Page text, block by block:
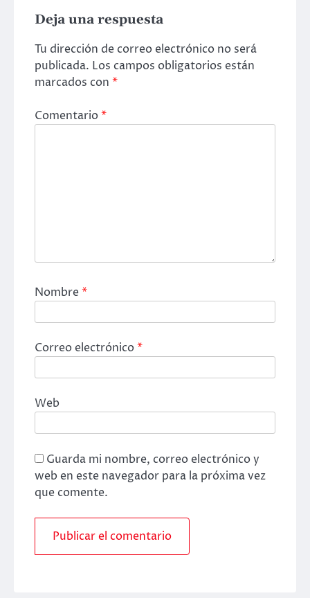
Deja una respuesta
Tu dirección de correo electrónico no será
publicada. Los campos obligatorios están
marcados con *
Comentario*
Nombre*
Correo electrónico*
Web
Guarda mi nombre, correo electrónico y
web en este navegador para la próxima vez
que comente.